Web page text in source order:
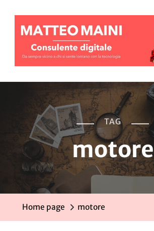
TAG
motore
Home page motore